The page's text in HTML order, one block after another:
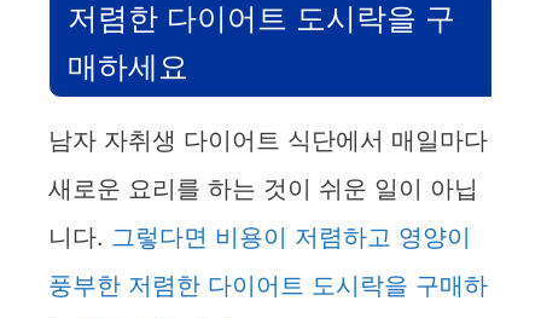
저렴한 다이어트 도시락을 구
매하세요
남자 자취생 다이어트 식단에서 매일마다
새로운 요리를 하는 것이 쉬운 일이 아닙
니다. 그렇다면 비용이 저렴하고 영양이
풍부한 저렴한 다이어트 도시락을 구매하